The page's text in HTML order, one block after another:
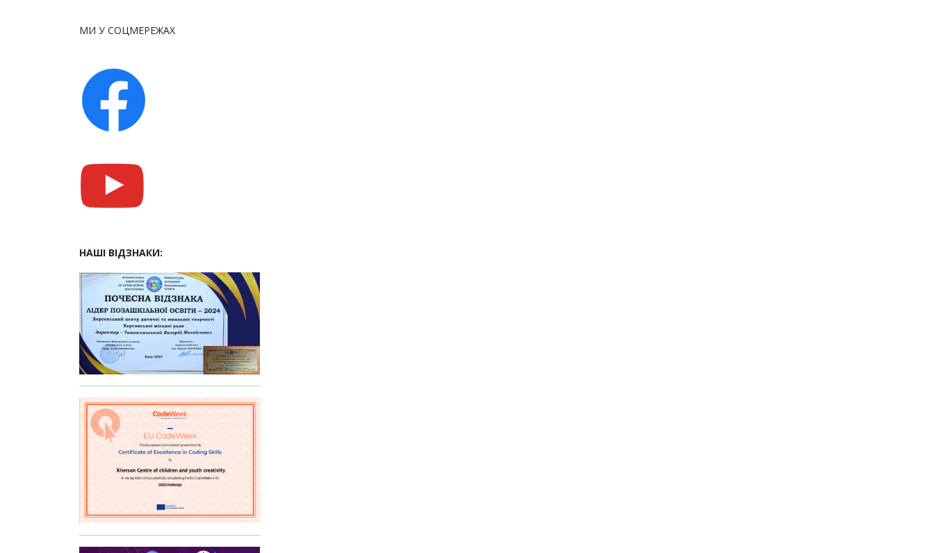
МИ У СОЦМЕРЕЖАХ
НАШІ ВІДЗНАКИ: